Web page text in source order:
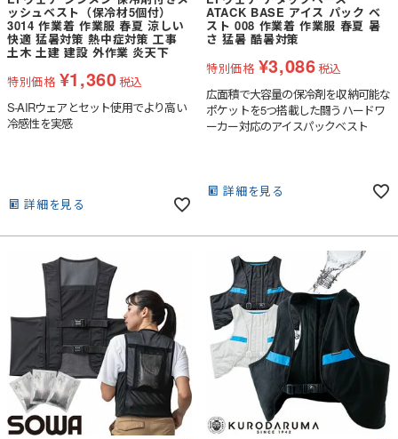
ッシュベスト（保冷材5個付）
3014 作業着 作業服 春夏 涼しい
快適 猛暑対策 熱中症対策 工事
土木 土建 建設 外作業 炎天下
特別価格 ¥1,360税込
S-AIRウェアとセット使用でより高い
冷感性を実感
詳細を見る
ATACK BASE アイス パック ベ
スト 008 作業着 作業服 春夏 暑
さ 猛暑 酷暑対策
特別価格 ¥3,086税込
広面積で大容量の保冷剤を収納可能な
ポケットを5つ搭載した闘うハードワ
ーカー対応のアイスパックベスト
詳細を見る